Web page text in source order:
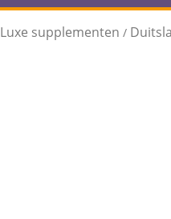
Luxe supplementen /